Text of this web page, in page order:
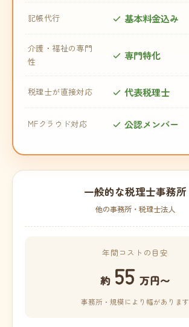
記帳代行 基本料金込み
介護・福祉の専門
性
専門特化
税理士が直接対応 代表税理士
MFクラウド対応 公認メンバー
一般的な税理士事務所
他の事務所・税理士法人
年間コストの目安
約 55 万円〜
事務所・規模により幅があります